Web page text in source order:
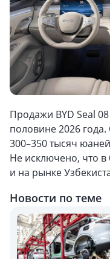
Продажи BYD Seal
половине 2026
300–350 тысяч
Не исключено, что
и на рынке
Новости по теме